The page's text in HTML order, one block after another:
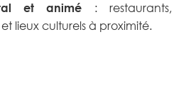
et animé : restaurants,
lieux culturels à proximité.